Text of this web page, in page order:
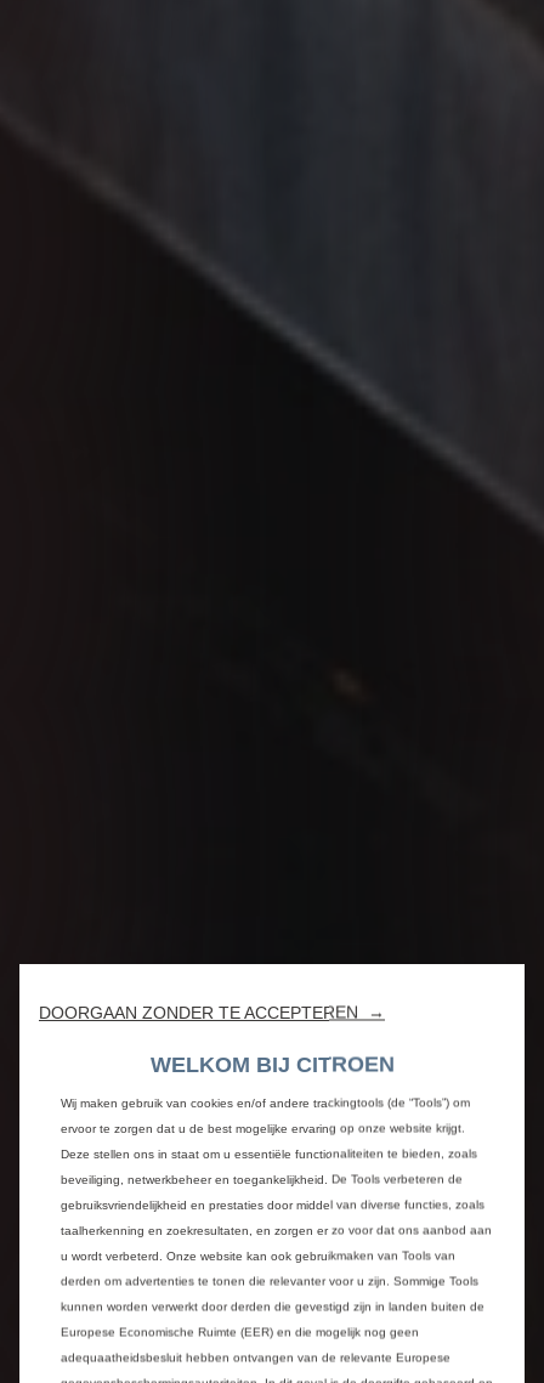
DOORGAAN ZONDER TE ACCEPTEREN →
WELKOM BIJ CITROEN
Wij maken gebruik van cookies en/of andere trackingtools (de “Tools”) om
ervoor te zorgen dat u de best mogelijke ervaring op onze website krijgt.
Deze stellen ons in staat om u essentiële functionaliteiten te bieden, zoals
beveiliging, netwerkbeheer en toegankelijkheid. De Tools verbeteren de
gebruiksvriendelijkheid en prestaties door middel van diverse functies, zoals
taalherkenning en zoekresultaten, en zorgen er zo voor dat ons aanbod aan
u wordt verbeterd. Onze website kan ook gebruikmaken van Tools van
derden om advertenties te tonen die relevanter voor u zijn. Sommige Tools
kunnen worden verwerkt door derden die gevestigd zijn in landen buiten de
Europese Economische Ruimte (EER) en die mogelijk nog geen
adequaatheidsbesluit hebben ontvangen van de relevante Europese